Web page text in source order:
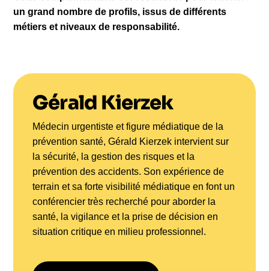
un grand nombre de profils, issus de différents
métiers et niveaux de responsabilité.
Gérald Kierzek
Médecin urgentiste et figure médiatique de la
prévention santé, Gérald Kierzek intervient sur
la sécurité, la gestion des risques et la
prévention des accidents. Son expérience de
terrain et sa forte visibilité médiatique en font un
conférencier très recherché pour aborder la
santé, la vigilance et la prise de décision en
situation critique en milieu professionnel.